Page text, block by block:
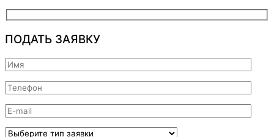
ПОДАТЬ ЗАЯВКУ